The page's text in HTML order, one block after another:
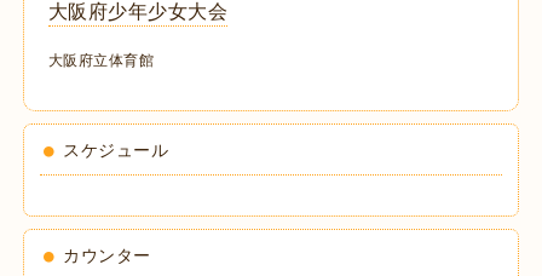
大阪府少年少女大会
大阪府立体育館
スケジュール
カウンター